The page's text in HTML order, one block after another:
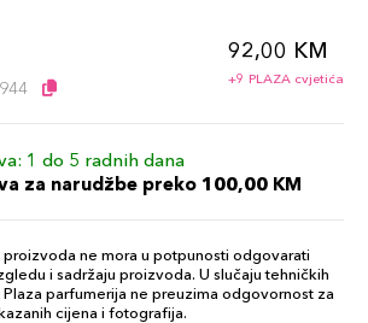
92,00 KM
+9 PLAZA cvjetića
1 do 5 radnih dana
za narudžbe preko 100,00 KM
ne mora u potpunosti odgovarati
i sadržaju proizvoda. U slučaju tehničkih
parfumerija ne preuzima odgovornost za
cijena i fotografija.